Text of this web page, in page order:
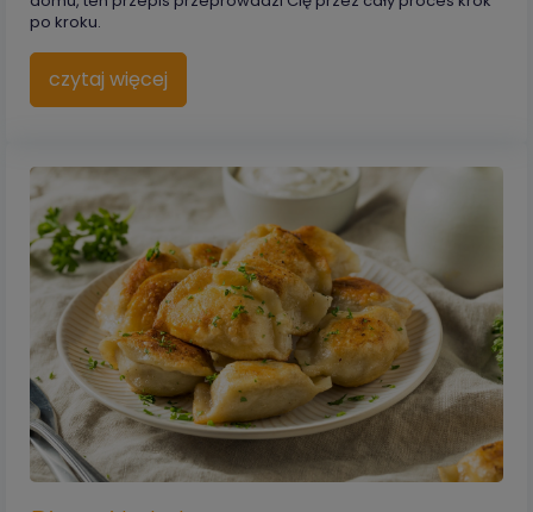
po kroku.
czytaj więcej